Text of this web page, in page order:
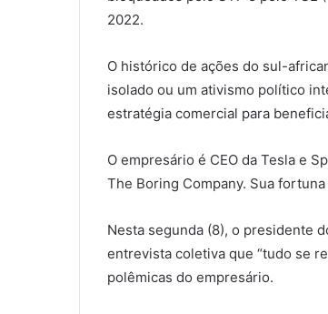
2022.
O histórico de ações do sul-
isolado ou um ativismo político
estratégia comercial para
O empresário é CEO da Tesla e
The Boring Company. Sua
Nesta segunda (8), o presidente
entrevista coletiva que “tudo se
polêmicas do empresário.